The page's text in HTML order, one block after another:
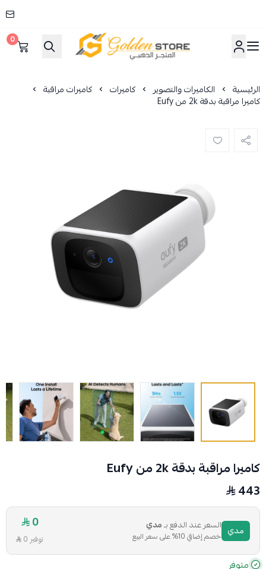
المتجر الذهبي
0
الرئيسية الكاميرات والتصوير كاميرات كاميرات مراقبة
كاميرا مراقبة بدقة 2k من Eufy
كاميرا مراقبة بدقة 2k من Eufy
443
مدي السعر عند الدفع بـمدي
خصم إضافي 10% على سعر البيع
0
توفير 0
متوفر